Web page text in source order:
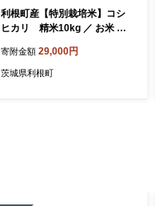
利根町産【特別栽培米】コシ
ヒカリ 精米10kg ／ お米 コ
米 精米 10kg 特別栽培 令和7
年産 茨城県 利根町
寄附金額 29,000円
茨城県利根町